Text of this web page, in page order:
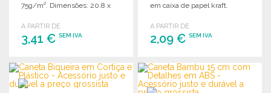
75g/m². Dimensões: 20.8 x
A PARTIR DE
3,41 € SEM IVA
ENCOMENDAR
Solicitar um orçamento
em caixa de papel kraft.
A PARTIR DE
2,09 €SEM IVA
ENCOMENDAR
Solicitar um orçamento